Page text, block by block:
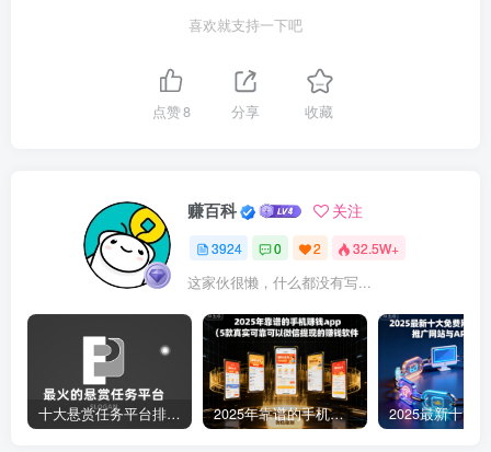
喜欢就支持一下吧
点赞8 分享 收藏
赚百科 关注
3924 0 2 32.5W+
这家伙很懒，什么都没有写...
十大悬赏任务平台排行榜（全网最好的悬赏任务平台） 2025年靠谱的手机赚钱app（5款真实可靠可以微信提现的赚钱软件）